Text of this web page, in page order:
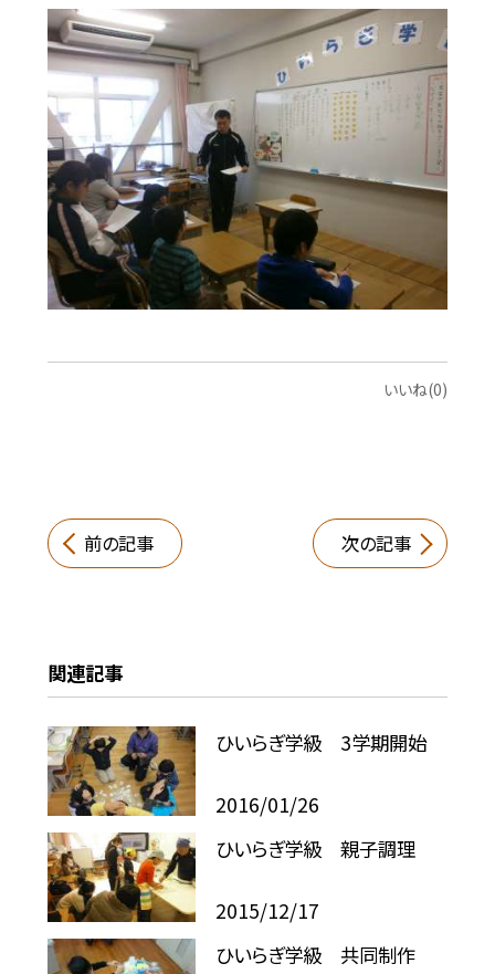
いいね(0)
前の記事 次の記事
関連記事
ひいらぎ学級 3学期開始
2016/01/26
ひいらぎ学級 親子調理
2015/12/17
ひいらぎ学級 共同制作